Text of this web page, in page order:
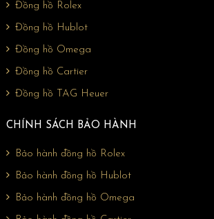
Đồng hồ Rolex
Đồng hồ Hublot
Đồng hồ Omega
Đồng hồ Cartier
Đồng hồ TAG Heuer
CHÍNH SÁCH BẢO HÀNH
Bảo hành đồng hồ Rolex
Bảo hành đồng hồ Hublot
Bảo hành đồng hồ Omega